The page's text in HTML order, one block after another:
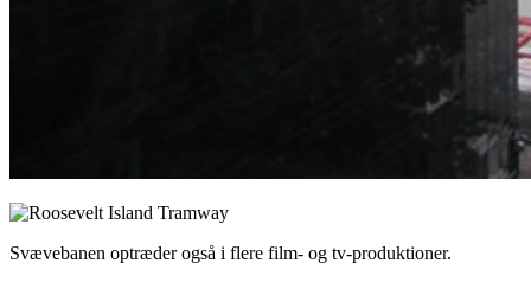
Svævebanen optræder også i flere film- og tv-produktioner.